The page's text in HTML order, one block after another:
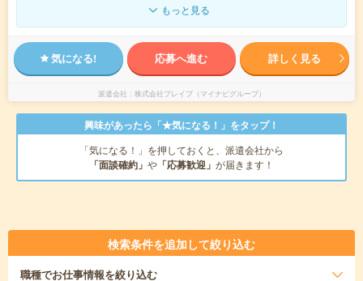
もっと見る
気になる! 応募へ進む 詳しく見る
派遣会社 株式会社ブレイブ（マイナビグループ）
興味があったら「★気になる！」をタップ！
「気になる！」を押しておくと、派遣会社から
「面談確約」 や 「応募歓迎」 が届きます！
検索条件を追加して絞り込む
職種でお仕事情報を絞り込む